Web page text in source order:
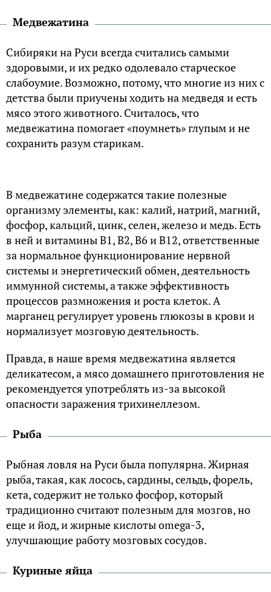
Медвежатина
Сибиряки на Руси всегда считались самыми
здоровыми, и их редко одолевало старческое
слабоумие. Возможно, потому, что многие из них с
детства были приучены ходить на медведя и есть
мясо этого животного. Считалось, что
медвежатина помогает «поумнеть» глупым и не
сохранить разум старикам.
В медвежатине содержатся такие полезные
организму элементы, как: калий, натрий, магний,
фосфор, кальций, цинк, селен, железо и медь. Есть
в ней и витамины В1, В2, В6 и В12, ответственные
за нормальное функционирование нервной
системы и энергетический обмен, деятельность
иммунной системы, а также эффективность
процессов размножения и роста клеток. А
марганец регулирует уровень глюкозы в крови и
нормализует мозговую деятельность.
Правда, в наше время медвежатина является
деликатесом, а мясо домашнего приготовления не
рекомендуется употреблять из-за высокой
опасности заражения трихинеллезом.
Рыба
Рыбная ловля на Руси была популярна. Жирная
рыба, такая, как лосось, сардины, сельдь, форель,
кета, содержит не только фосфор, который
традиционно считают полезным для мозгов, но
еще и йод, и жирные кислоты omega-3,
улучшающие работу мозговых сосудов.
Куриные яйца